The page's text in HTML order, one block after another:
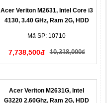
Acer Veriton M2631, Intel Core i3
4130, 3.40 GHz, Ram 2G, HDD
Mã SP: 10710
7,738,500đ 10,318,000₫
Acer Veriton M2631G, Intel
G3220 2.60Ghz, Ram 2G, HDD